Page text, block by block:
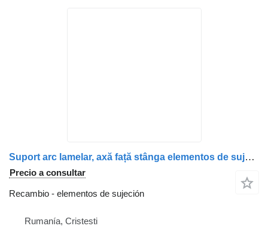
Suport arc lamelar, axă față stânga elementos de sujeción para Renault Magnum Dxi camión
Precio a consultar
Recambio - elementos de sujeción
Rumanía, Cristesti